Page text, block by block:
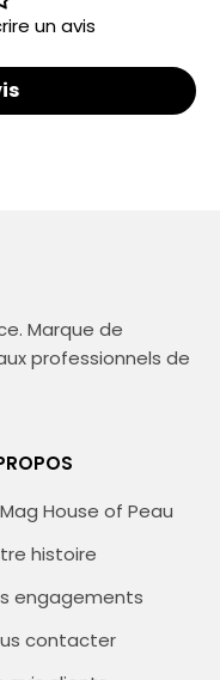
un avis
Marque de
professionnels de
House of Peau
histoire
engagements
contacter